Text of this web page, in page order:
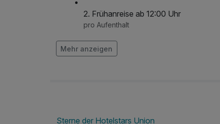
2. Frühanreise ab 12:00 Uhr
pro Aufenthalt
3. Spätabreise bis 14:00 Uhr
Mehr anzeigen
Sterne der Hotelstars Union